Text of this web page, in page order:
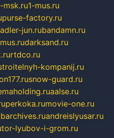
msk.ru1-mus.ru
purse-factory.ru
adler-jun.rubandamn.ru
darksand.ru
rtdco.ru
kompanij.ru
snow-guard.ru
aalse.ru
perkoka.rumovie-one.ru
andreislyusar.ru
tor-lyubov-i-grom.ru